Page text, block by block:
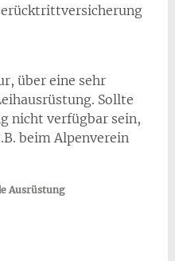
über eine sehr
Sollte
nicht verfügbar sein,
beim Alpenverein
Ausrüstung